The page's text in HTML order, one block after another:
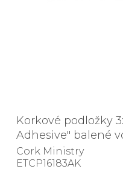
Korkové podložky
Adhesive" balené
Cork Ministry
ETCP16183AK